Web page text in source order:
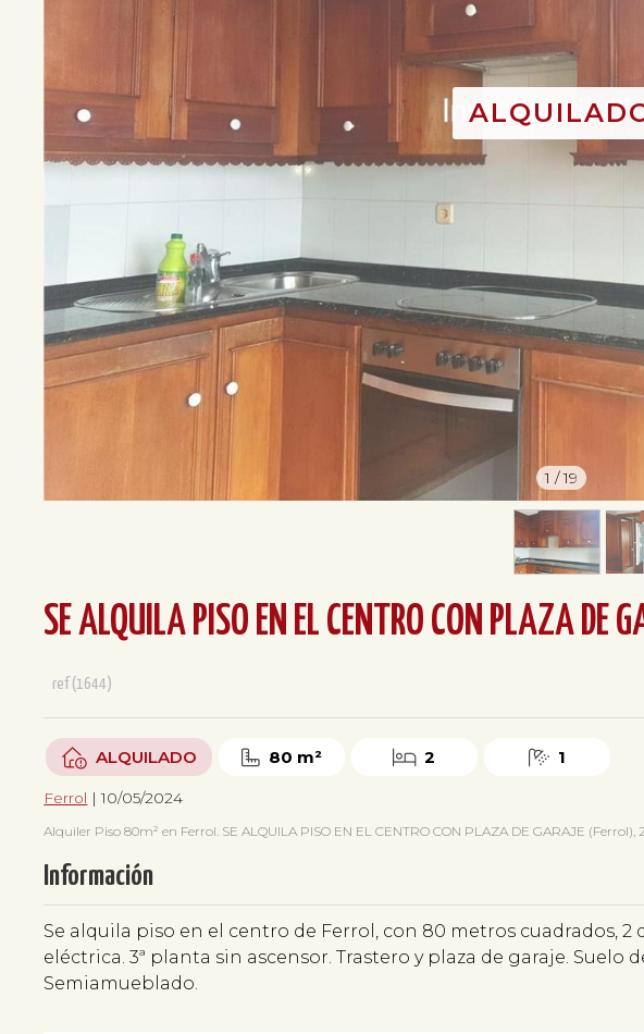
1 /19
SE ALQUILA PISO EN EL CENTRO CON PLAZA DE
ref(1644)
ALQUILADO 80 m² 2 1
Ferrol | 10/05/2024
Alquiler Piso 80m² en Ferrol. SE ALQUILA PISO EN EL CENTRO CON PLAZA DE GARAJE
Información
Se alquila piso en el centro de Ferrol, con 80 metros cuadrados,
eléctrica. 3ª planta sin ascensor. Trastero y plaza de garaje.
Semiamueblado.